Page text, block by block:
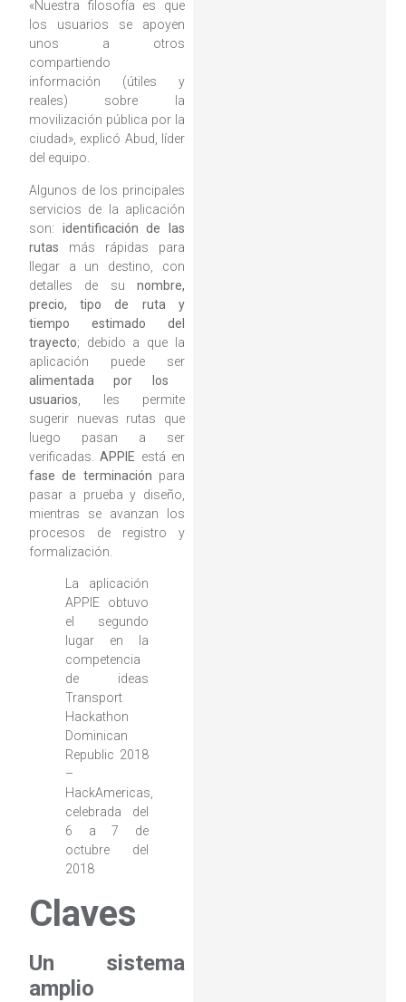
«Nuestra filosofía es que
los usuarios se apoyen
unos a otros
compartiendo
información (útiles y
reales) sobre la
movilización pública por la
ciudad», explicó Abud, líder
del equipo.
Algunos de los principales
servicios de la aplicación
son: identificación de las
rutas más rápidas para
llegar a un destino, con
detalles de su nombre,
precio, tipo de ruta y
tiempo estimado del
trayecto; debido a que la
aplicación puede ser
alimentada por los
usuarios , les permite
sugerir nuevas rutas que
luego pasan a ser
verificadas.APPIE está en
fase de terminación para
pasar a prueba y diseño,
mientras se avanzan los
procesos de registro y
formalización.
La aplicación
APPIE obtuvo
el segundo
lugar en la
competencia
de ideas
Transport
Hackathon
Dominican
Republic 2018
–
HackAmericas,
celebrada del
6 a 7 de
octubre del
2018
Claves
Un sistema
amplio